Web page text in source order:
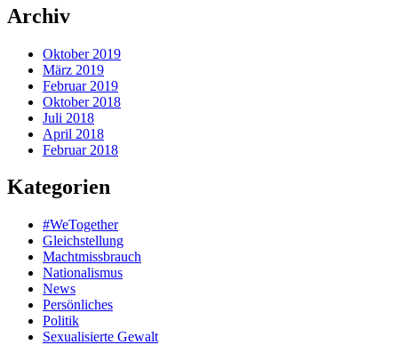
Archiv
Oktober 2019
März 2019
Februar 2019
Oktober 2018
Juli 2018
April 2018
Februar 2018
Kategorien
#WeTogether
Gleichstellung
Machtmissbrauch
Nationalismus
News
Persönliches
Politik
Sexualisierte Gewalt